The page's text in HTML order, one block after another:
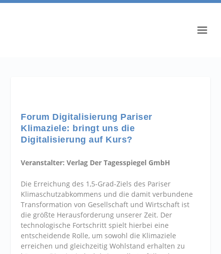
Forum Digitalisierung Pariser
Klimaziele: bringt uns die
Digitalisierung auf Kurs?
Veranstalter: Verlag Der Tagesspiegel GmbH
Die Erreichung des 1,5-Grad-Ziels des Pariser
Klimaschutzabkommens und die damit verbundene
Transformation von Gesellschaft und Wirtschaft ist
die größte Herausforderung unserer Zeit. Der
technologische Fortschritt spielt hierbei eine
entscheidende Rolle, um sowohl die Klimaziele
erreichen und gleichzeitig Wohlstand erhalten zu